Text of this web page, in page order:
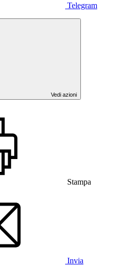
Telegram
Vedi azioni
Stampa
Invia